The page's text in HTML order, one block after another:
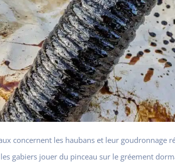
concernent les haubans et leur goudronnage
gabiers jouer du pinceau sur le gréement